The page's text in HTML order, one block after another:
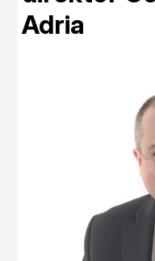
Adria